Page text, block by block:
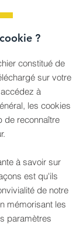
?
constitué de
sur votre
à
les cookies
de reconnaître
à savoir sur
est qu'ils
de notre
mémorisant les
paramètres